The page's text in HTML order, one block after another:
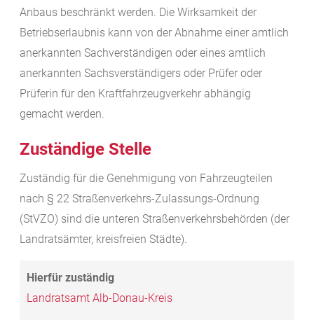
Anbaus beschränkt werden. Die Wirksamkeit der
Betriebserlaubnis kann von der Abnahme einer amtlich
anerkannten Sachverständigen oder eines amtlich
anerkannten Sachsverständigers oder Prüfer oder
Prüferin für den Kraftfahrzeugverkehr abhängig
gemacht werden.
Zuständige Stelle
Zuständig für die Genehmigung von Fahrzeugteilen
nach § 22 Straßenverkehrs-Zulassungs-Ordnung
(StVZO) sind die unteren Straßenverkehrsbehörden (der
Landratsämter, kreisfreien Städte).
Landratsamt Alb-Donau-Kreis